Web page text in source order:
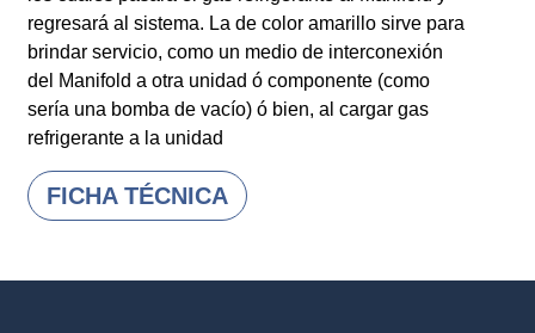
regresará al sistema. La de color amarillo sirve para
brindar servicio, como un medio de interconexión
del Manifold a otra unidad ó componente (como
sería una bomba de vacío) ó bien, al cargar gas
refrigerante a la unidad
FICHA TÉCNICA